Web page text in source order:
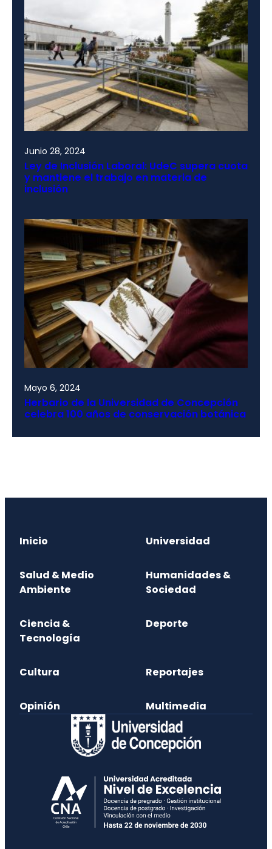
Junio 28, 2024
Ley de Inclusión Laboral: UdeC supera cuota
y mantiene el trabajo en materia de
inclusión
Mayo 6, 2024
Herbario de la Universidad de Concepción
celebra 100 años de conservación botánica
Inicio Universidad
Salud & Medio
Ambiente
Humanidades &
Sociedad
Ciencia &
Tecnología
Deporte
Cultura Reportajes
Opinión Multimedia